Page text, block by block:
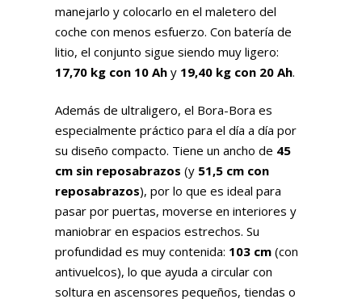
manejarlo y colocarlo en el maletero del
coche con menos esfuerzo. Con batería de
litio, el conjunto sigue siendo muy ligero:
17,70 kg con 10 Ahy 19,40 kg con 20 Ah.
Además de ultraligero, el Bora-Bora es
especialmente práctico para el día a día por
su diseño compacto. Tiene un ancho de 45
cm sin reposabrazos (y 51,5 cm con
reposabrazos), por lo que es ideal para
pasar por puertas, moverse en interiores y
maniobrar en espacios estrechos. Su
profundidad es muy contenida: 103 cm(con
antivuelcos), lo que ayuda a circular con
soltura en ascensores pequeños, tiendas o